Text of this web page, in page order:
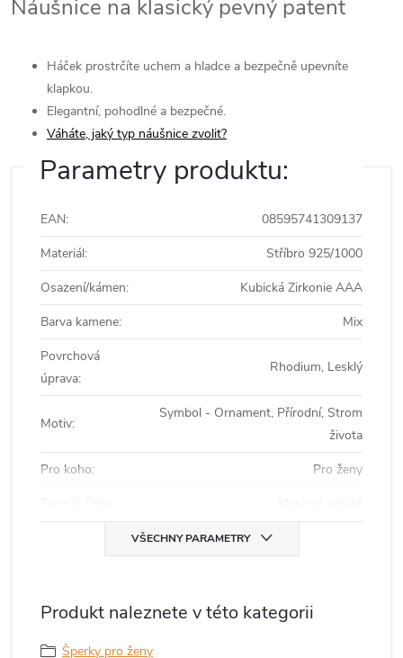
Náušnice na klasický pevný patent
Háček prostrčíte uchem a hladce a bezpečně upevníte
klapkou.
Elegantní, pohodlné a bezpečné.
Váháte, jaký typ náušnice zvolit?
Parametry produktu:
EAN:
08595741309137
Materiál:
Stříbro 925/1000
Osazení/kámen:
Kubická Zirkonie AAA
Barva kamene:
Mix
Povrchová
úprava:
Rhodium, Lesklý
Motiv:
Symbol - Ornament, Přírodní, Strom
života
Pro koho:
Pro ženy
VŠECHNY PARAMETRY
Produkt naleznete v této kategorii
Šperky pro ženy